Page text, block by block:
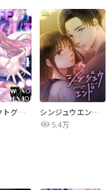
パーフェクトグリッター
シンジュウエンド【タテヨミ】
5.4万